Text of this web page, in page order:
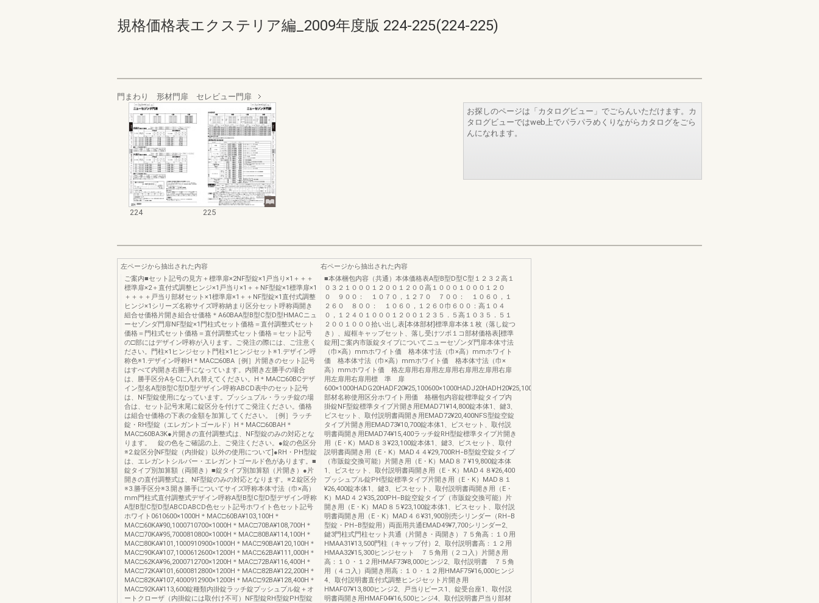
規格価格表エクステリア編_2009年度版 224-225(224-225)
門まわり 形材門扉 セレビュー門扉
224 225
お探しのページは「カタログビュー」でごらんいただけます。カ
タログビューではweb上でパラパラめくりながらカタログをごら
んになれます。
左ページから抽出された内容
ご案内■セット記号の見方＋標準扉×2NF型錠×1戸当り×1＋＋＋
標準扉×2＋直付式調整ヒンジ×1戸当り×1＋＋NF型錠×1標準扉×1
＋＋＋＋戸当り部材セット×1標準扉×1＋＋NF型錠×1直付式調整
ヒンジ×1シリーズ名称サイズ呼称納まり区分セット呼称両開き
組合せ価格片開き組合せ価格＊A60BAA型B型C型D型HMACニュ
ーセゾンダ門扉NF型錠×1門柱式セット価格＝直付調整式セット
価格＝門柱式セット価格＝直付調整式セット価格＝セット記号
の□部にはデザイン呼称が入ります。ご発注の際には、ご注意く
ださい。門柱×1ヒンジセット門柱×1ヒンジセット※1.デザイン呼
称色※1.デザイン呼称H＊MAC□60BA［例］片開きのセット記号
はすべて内開き右勝手になっています。内開き左勝手の場合
は、勝手区分AをCに入れ替えてください。H＊MAC□60BCデザ
イン型名A型B型C型D型デザイン呼称ABCD表中のセット記号
は、NF型錠使用になっています。プッシュプル・ラッチ錠の場
合は、セット記号末尾に錠区分を付けてご発注ください。価格
は組合せ価格の下表の金額を加算してください。［例］ラッチ
錠・RH型錠（エレガントゴールド）H＊MAC□60BAH＊
MAC□60BA3K●片開きの直付調整式は、NF型錠のみの対応とな
ります。 錠の色をご確認の上、ご発注ください。●錠の色区分
※2.錠区分[NF型錠（内掛錠）以外の使用について]●RH・PH型錠
は、エレガントシルバー・エレガントゴールド色があります。■
錠タイプ別加算額（両開き）■錠タイプ別加算額（片開き）●片
開きの直付調整式は、NF型錠のみの対応となります。※2.錠区分
※3.勝手区分※3.開き勝手についてサイズ呼称本体寸法（巾×高）
mm門柱式直付調整式デザイン呼称A型B型C型D型デザイン呼称
A型B型C型D型ABCDABCD色セット記号ホワイト色セット記号
ホワイト0610600×1000H＊MAC□60BA¥103,100H＊
MAC□60KA¥90,1000710700×1000H＊MAC□70BA¥108,700H＊
MAC□70KA¥95,7000810800×1000H＊MAC□80BA¥114,100H＊
MAC□80KA¥101,1000910900×1000H＊MAC□90BA¥120,100H＊
MAC□90KA¥107,1000612600×1200H＊MAC□62BA¥111,000H＊
MAC□62KA¥96,2000712700×1200H＊MAC□72BA¥116,400H＊
MAC□72KA¥101,6000812800×1200H＊MAC□82BA¥122,200H＊
MAC□82KA¥107,4000912900×1200H＊MAC□92BA¥128,400H＊
MAC□92KA¥113,600錠種類内掛錠ラッチ錠プッシュプル錠＋オ
ートクローザ（内掛錠には取付け不可）NF型錠RH型錠PH型錠
右ページから抽出された内容
■本体梱包内容（共通）本体価格表A型B型D型C型１２３２高１
０３２１０００１２００１２００高１０００１０００１２０
０ ９００： １０７０，１２７０ ７００： １０６０，１
２６０ ８００： １０６０，１２６０巾６００：高１０４
０，１２４０１０００１２００１２３５．５高１０３５．５１
２００１０００拾い出し表[本体部材]標準扉本体１枚（落し錠つ
き）、縦框キャップセット、落し受けツボ１コ部材価格表[標準
錠用]ご案内市販錠タイプについてニューセゾンダ門扉本体寸法
（巾×高）mmホワイト価 格本体寸法（巾×高）mmホワイト
価 格本体寸法（巾×高）mmホワイト価 格本体寸法（巾×
高）mmホワイト価 格左扉用右扉用左扉用右扉用左扉用右扉
用左扉用右扉用標 準 扉
部材名称使用区分ホワイト用価 格梱包内容錠標準錠タイプ内
掛錠NF型錠標準タイプ片開き用EMAD71¥14,800錠本体1、鍵3、
ビスセット、取付説明書両開き用EMAD72¥20,400NFS型錠空錠
タイプ片開き用EMAD73¥10,700錠本体1、ビスセット、取付説
明書両開き用EMAD74¥15,400ラッチ錠RH型錠標準タイプ片開き
用（E・K）MAD８３¥23,100錠本体1、鍵3、ビスセット、取付
説明書両開き用（E・K）MAD４４¥29,700RH−B型錠空錠タイプ
（市販錠交換可能）片開き用（E・K）MAD８７¥19,800錠本体
1、ビスセット、取付説明書両開き用（E・K）MAD４８¥26,400
プッシュプル錠PH型錠標準タイプ片開き用（E・K）MAD８１
¥26,400錠本体1、鍵3、ビスセット、取付説明書両開き用（E・
K）MAD４２¥35,200PH−B錠空錠タイプ（市販錠交換可能）片
開き用（E・K）MAD８５¥23,100錠本体1、ビスセット、取付説
明書両開き用（E・K）MAD４６¥31,900別売シリンダー（RH−B
型錠・PH−B型錠用）両面用共通EMAD49¥7,700シリンダー2、
鍵3門柱式門柱セット共通（片開き・両開き）７５角高：１０用
HMAA31¥13,500門柱（キャップ付）2、取付説明書高：１２用
HMAA32¥15,300ヒンジセット ７５角用（２コ入）片開き用
高：１０・１２用HMAF73¥8,000ヒンジ2、取付説明書 ７５角
用（４コ入）両開き用高：１０・１２用HMAF75¥16,000ヒンジ
4、取付説明書直付式調整ヒンジセット片開き用
HMAF07¥13,800ヒンジ2、戸当りピース1、錠受台座1、取付説
明書両開き用HMAF04¥16,500ヒンジ4、取付説明書戸当り部材